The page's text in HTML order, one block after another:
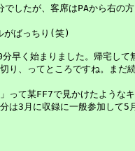
でしたが、客席はPAから右の
がばっちり(笑)
早く始まりました。帰宅して
り、ってところですね。まだ
って某FF7で見かけたような
は3月に収録に一般参加し